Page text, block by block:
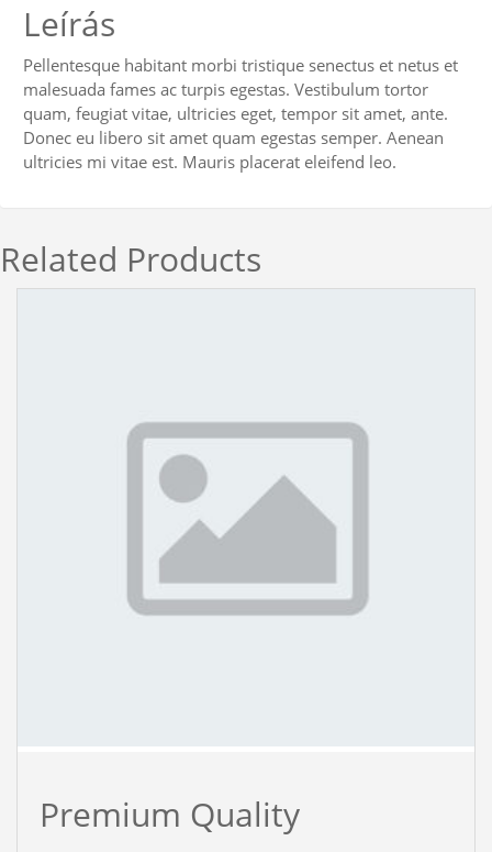
Leírás
Pellentesque habitant morbi tristique senectus et netus et
malesuada fames ac turpis egestas. Vestibulum tortor
quam, feugiat vitae, ultricies eget, tempor sit amet, ante.
Donec eu libero sit amet quam egestas semper. Aenean
ultricies mi vitae est. Mauris placerat eleifend leo.
Related Products
Premium Quality